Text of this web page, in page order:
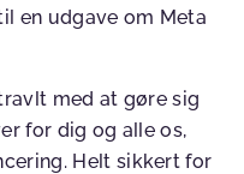
en udgave om Meta
med at gøre sig
for dig og alle os,
Helt sikkert for